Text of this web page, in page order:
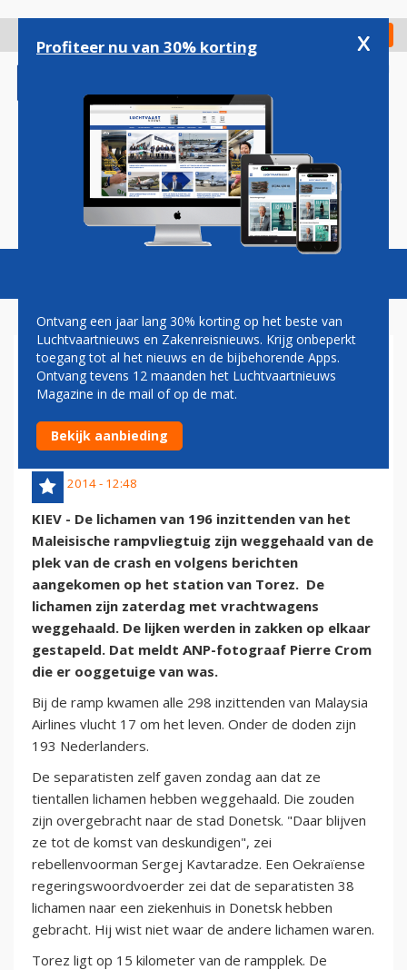
gaan
Check in
Magazine Podcasts Vacatures
IN TOTAAL 196 LICHAMEN
WEGGEHAALD VAN
RAMPPLEK MH17
20 juli 2014 - 12:48
KIEV - De lichamen van 196 inzittenden van het
Maleisische rampvliegtuig zijn weggehaald van de
plek van de crash en volgens berichten
aangekomen op het station van Torez. De
lichamen zijn zaterdag met vrachtwagens
weggehaald. De lijken werden in zakken op elkaar
gestapeld. Dat meldt ANP-fotograaf Pierre Crom
die er ooggetuige van was.
Bij de ramp kwamen alle 298 inzittenden van Malaysia
Airlines vlucht 17 om het leven. Onder de doden zijn
193 Nederlanders.
De separatisten zelf gaven zondag aan dat ze
tientallen lichamen hebben weggehaald. Die zouden
zijn overgebracht naar de stad Donetsk. "Daar blijven
ze tot de komst van deskundigen", zei
rebellenvoorman Sergej Kavtaradze. Een Oekraïense
regeringswoordvoerder zei dat de separatisten 38
lichamen naar een ziekenhuis in Donetsk hebben
gebracht. Hij wist niet waar de andere lichamen waren.
Torez ligt op 15 kilometer van de rampplek. De
Profiteer nu van 30% korting x
Ontvang een jaar lang 30% korting op het beste van
Luchtvaartnieuws en Zakenreisnieuws. Krijg onbeperkt
toegang tot al het nieuws en de bijbehorende Apps.
Ontvang tevens 12 maanden het Luchtvaartnieuws
Magazine in de mail of op de mat.
Bekijk aanbieding